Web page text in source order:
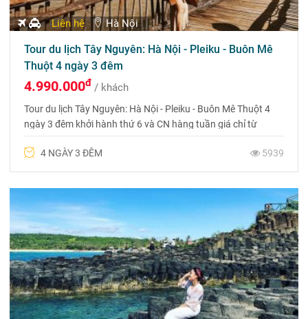
Liên hệ Hà Nội
Tour du lịch Tây Nguyên: Hà Nội - Pleiku - Buôn Mê
Thuột 4 ngày 3 đêm
4.990.000đ / khách
Tour du lịch Tây Nguyên: Hà Nội - Pleiku - Buôn Mê Thuột 4
ngày 3 đêm khởi hành thứ 6 và CN hàng tuần giá chỉ từ
và nhận ngay ưu đãi từ Du lịch Phượng Hoàng
4 NGÀY 3 ĐÊM 5939